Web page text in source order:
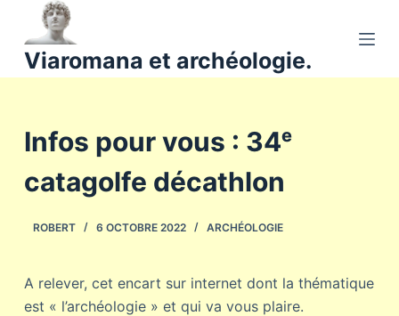
a
u
Viaromana et archéologie.
Infos pour vous : 34ᵉ
catagolfe décathlon
ROBERT 6 OCTOBRE 2022 ARCHÉOLOGIE
A relever, cet encart sur internet dont la thématique
est « l’archéologie » et qui va vous plaire.